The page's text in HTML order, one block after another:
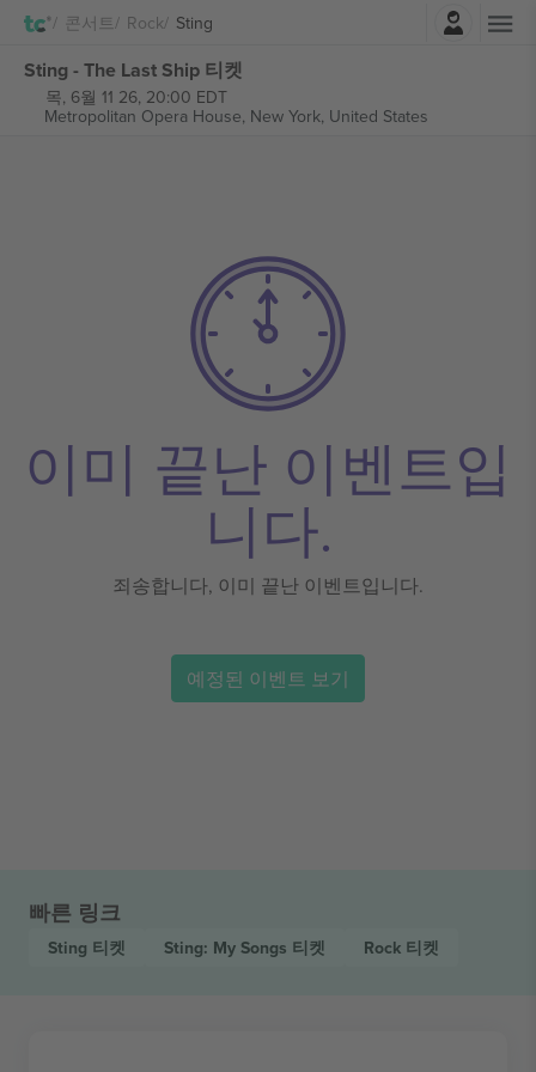
콘서트 Rock Sting
Sting - The Last Ship 티켓
목, 6월 11 26, 20:00 EDT
Metropolitan Opera House, New York, United States
이미 끝난 이벤트입
니다.
죄송합니다, 이미 끝난 이벤트입니다.
예정된 이벤트 보기
빠른 링크
Sting 티켓 Sting: My Songs 티켓 Rock 티켓